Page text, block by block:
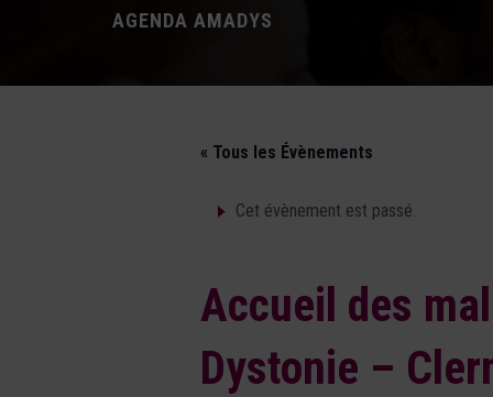
AGENDA AMADYS
« Tous les Évènements
Cet évènement est passé.
Accueil des
Dystonie –